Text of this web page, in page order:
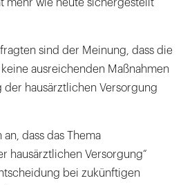
mehr wie heute sichergestellt
sind der Meinung, dass die
ausreichenden Maßnahmen
der hausärztlichen Versorgung
dass das Thema
hausärztlichen Versorgung“
bei zukünftigen